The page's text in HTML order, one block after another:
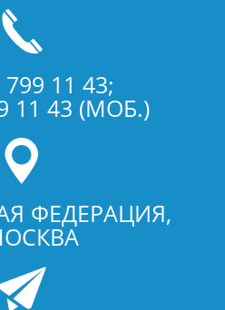
11 43;
11 43 (МОБ.)
ФЕДЕРАЦИЯ,